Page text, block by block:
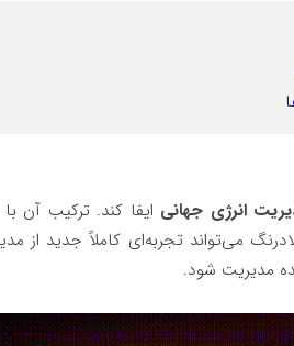
انرژی جهانی ایفا کند. ترکیب آن
می‌تواند تجربه‌ای کاملاً جدید از
مدیریت شود.